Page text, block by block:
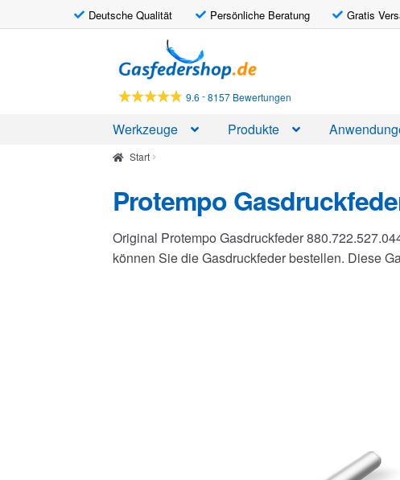
Deutsche Qualität Persönliche Beratung Gratis
Navigation
springen
Inhalt
springen
9.6 -8157 Bewertungen
Werkzeuge Produkte
Start
Protempo
Original Protempo Gasdruckfeder
können Sie die Gasdruckfeder bestellen. Diese